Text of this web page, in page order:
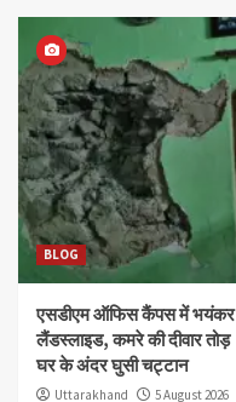
BLOG
एसडीएम ऑफिस कैंपस में भयंकर
लैंडस्लाइड, कमरे की दीवार तोड़
घर के अंदर घुसी चट्टान
Uttarakhand 5 August 2026